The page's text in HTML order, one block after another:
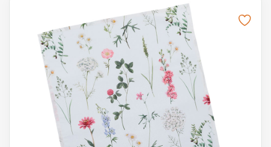
Dieses Produkt weist mehrere Varianten auf. Die Optionen